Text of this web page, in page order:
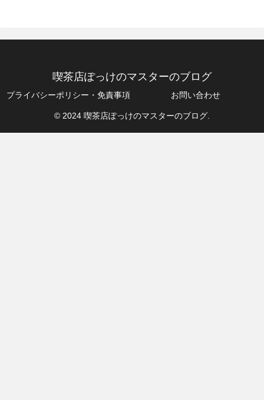
喫茶店ぽっけのマスターのブログ
プライバシーポリシー・免責事項 お問い合わせ
© 2024 喫茶店ぽっけのマスターのブログ.